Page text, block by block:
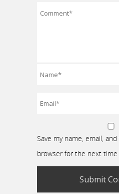
Save my name, email,
browser for the next